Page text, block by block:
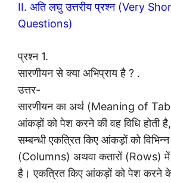
II. अति लघु उत्तरीय प्रश्न (Very
Questions)
प्रश्न 1.
सारणीयन से क्या अभिप्राय है ? .
उत्तर-
सारणीयन का अर्थ (Meaning of
आंकड़ों को पेश करने की वह विधि होती
सम्बन्धी एकत्रित किए आंकड़ों को
(Columns) अथवा कतारों (Rows) में
है। एकत्रित किए आंकड़ों को पेश करने के